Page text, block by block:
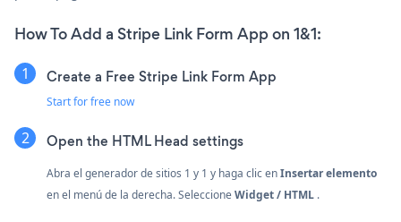
How To Add a Stripe Link Form App on 1&1:
Create a Free Stripe Link Form App
Start for free now
Open the HTML Head settings
Abra el generador de sitios 1 y 1 y haga clic enInsertar elemento
en el menú de la derecha. SeleccioneWidget / HTML .